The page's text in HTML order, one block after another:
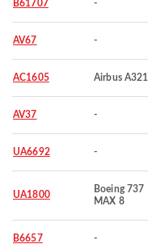
B61707 -
AV67 -
AC1605 Airbus A321
AV37 -
UA6692 -
UA1800
Boeing 737
MAX 8
B6657 -